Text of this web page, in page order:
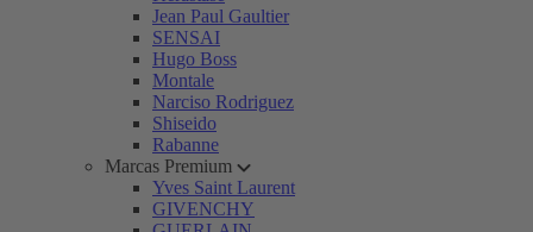
Jean Paul Gaultier
SENSAI
Hugo Boss
Montale
Narciso Rodriguez
Shiseido
Rabanne
Marcas Premium
Yves Saint Laurent
GIVENCHY